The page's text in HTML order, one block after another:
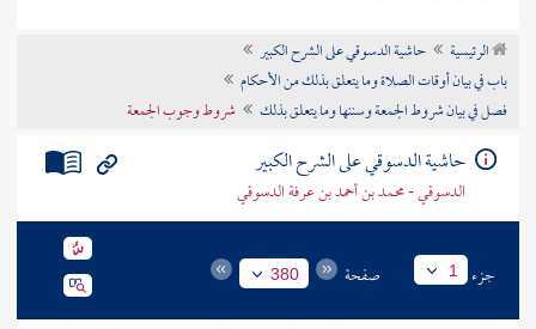
تراجم الأعلام
الرئيسية
حاشية الدسوقي على الشرح الكبير
باب في بيان أوقات الصلاة وما يتعلق بذلك من الأحكام
فصل في بيان شروط الجمعة وسننها وما يتعلق بذلك
شروط وجوب الجمعة
حاشية الدسوقي على الشرح الكبير
الدسوقي - محمد بن أحمد بن عرفة الدسوقي
جزء 1 صفحة 380